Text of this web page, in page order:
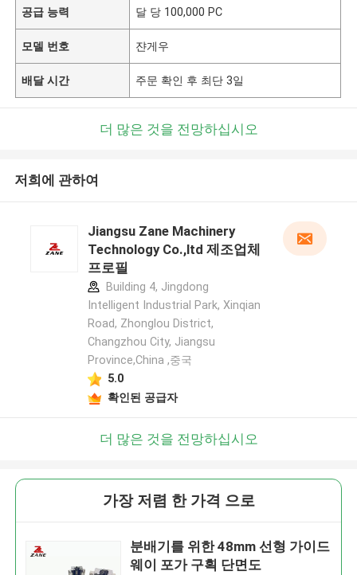
공급 능력 달 당 100,000 PC
모델 번호 쟌게우
배달 시간 주문 확인 후 최단 3일
더 많은 것을 전망하십시오
저희에 관하여
Jiangsu Zane Machinery
Technology Co.,ltd 제조업체
프로필
Building 4, Jingdong
Intelligent Industrial Park, Xinqian
Road, Zhonglou District,
Changzhou City, Jiangsu
Province,China ,중국
5.0
확인된 공급자
더 많은 것을 전망하십시오
가장 저렴 한 가격 으로
분배기를 위한 48mm 선형 가이드
웨이 포가 구획 단면도